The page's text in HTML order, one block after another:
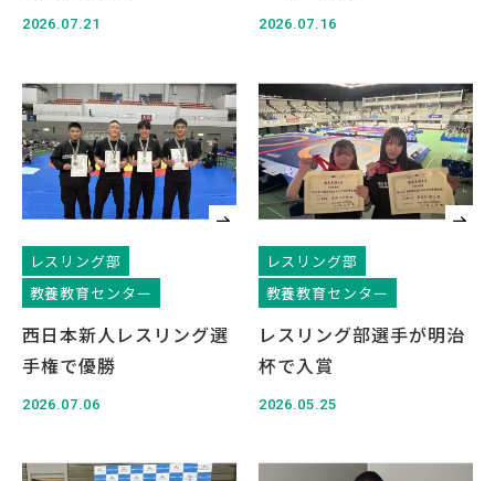
OFFICIAL SNS
南九州大学公式SNS
Việt Nam
アクセス
イベント
2026.07.21 2026.07.16
レスリング部
教養教育センター
西日本新人レスリング選
手権で優勝
2026.07.06
レスリング部
教養教育センター
レスリング部選手が明治
杯で入賞
2026.05.25